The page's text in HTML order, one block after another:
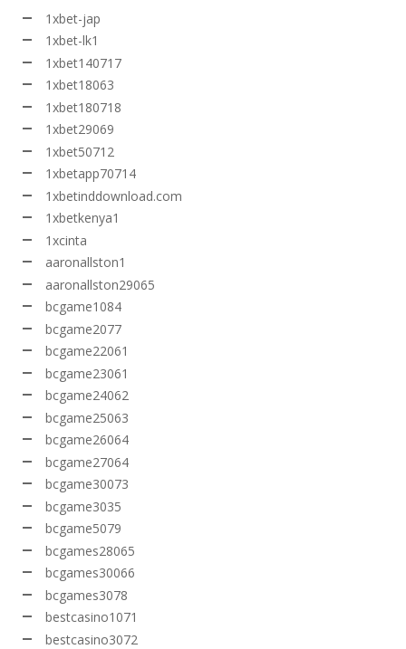
1xbet-jap
1xbet-lk1
1xbet140717
1xbet18063
1xbet180718
1xbet29069
1xbet50712
1xbetapp70714
1xbetinddownload.com
1xbetkenya1
1xcinta
aaronallston1
aaronallston29065
bcgame1084
bcgame2077
bcgame22061
bcgame23061
bcgame24062
bcgame25063
bcgame26064
bcgame27064
bcgame30073
bcgame3035
bcgame5079
bcgames28065
bcgames30066
bcgames3078
bestcasino1071
bestcasino3072